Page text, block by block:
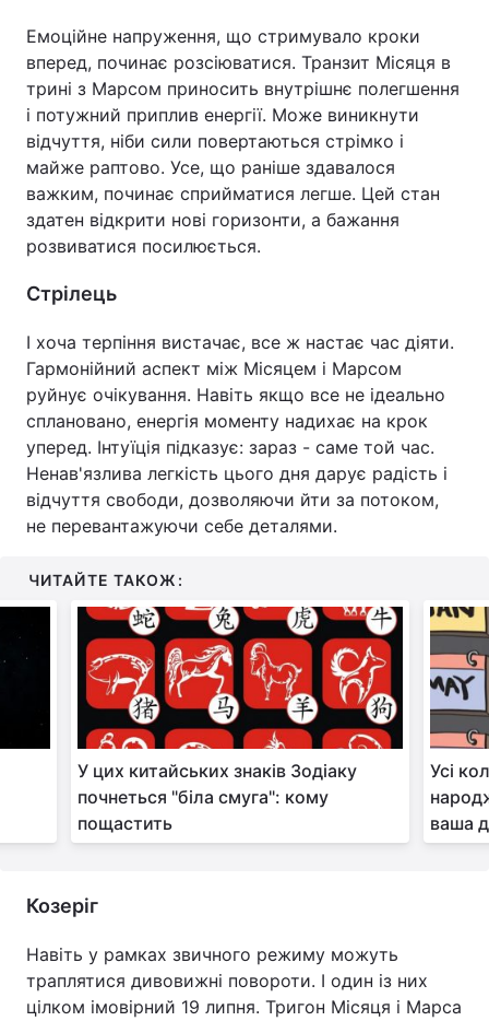
Емоційне напруження, що стримувало кроки
вперед, починає розсіюватися. Транзит Місяця в
трині з Марсом приносить внутрішнє полегшення
і потужний приплив енергії. Може виникнути
відчуття, ніби сили повертаються стрімко і
майже раптово. Усе, що раніше здавалося
важким, починає сприйматися легше. Цей стан
здатен відкрити нові горизонти, а бажання
розвиватися посилюється.
Стрілець
І хоча терпіння вистачає, все ж настає час діяти.
Гармонійний аспект між Місяцем і Марсом
руйнує очікування. Навіть якщо все не ідеально
сплановано, енергія моменту надихає на крок
уперед. Інтуїція підказує: зараз - саме той час.
Ненав'язлива легкість цього дня дарує радість і
відчуття свободи, дозволяючи йти за потоком,
не перевантажуючи себе деталями.
ЧИТАЙТЕ ТАКОЖ:
У цих китайських знаків Зодіаку
почнеться "біла смуга": кому
пощастить
Усі
ваша
Козеріг
Навіть у рамках звичного режиму можуть
траплятися дивовижні повороти. І один із них
цілком імовірний 19 липня. Тригон Місяця і Марса